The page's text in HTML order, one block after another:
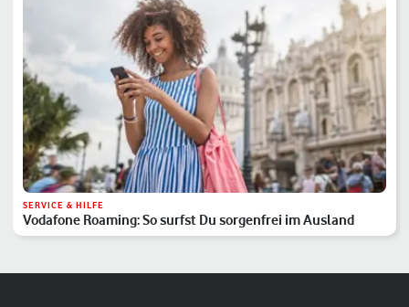
SERVICE & HILFE
Vodafone Roaming: So surfst Du sorgenfrei im Ausland